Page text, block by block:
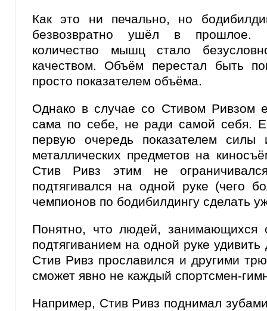
Как это ни печально, но
безвозвратно ушёл в
количество мышц стало
качеством. Объём перестал быть
просто показателем объёма.
Однако в случае со Стивом Ривзом
сама по себе, не ради самой себя.
первую очередь показателем силы
металлических предметов на
Стив Ривз этим не
подтягивался на одной руке (чего
чемпионов по бодибилдингу сделать
Понятно, что людей, занимающихся
подтягиванием на одной руке
Стив Ривз прославился и другими
сможет явно не каждый спортсмен-
Например, Стив Ривз поднимал